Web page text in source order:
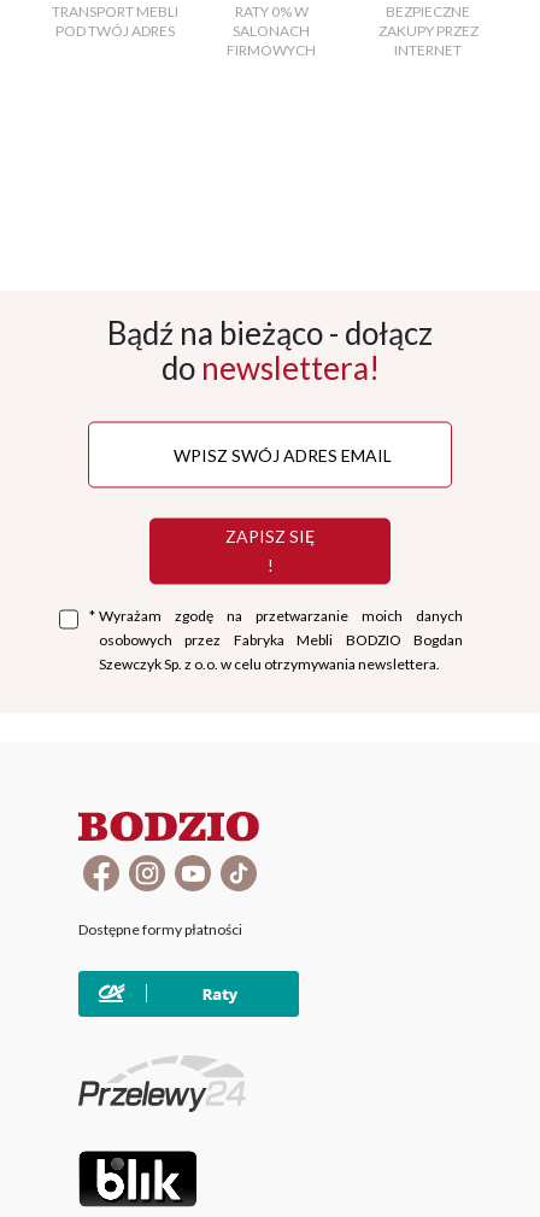
TRANSPORT MEBLI
POD TWÓJ ADRES
RATY 0% W
SALONACH
FIRMOWYCH
BEZPIECZNE
ZAKUPY PRZEZ
INTERNET
Bądź na bieżąco - dołącz
do newslettera!
ZAPISZ SIĘ
!
* Wyrażam zgodę na przetwarzanie moich danych
osobowych przez Fabryka Mebli BODZIO Bogdan
Szewczyk Sp. z o.o. w celu otrzymywania newslettera.
Dostępne formy płatności